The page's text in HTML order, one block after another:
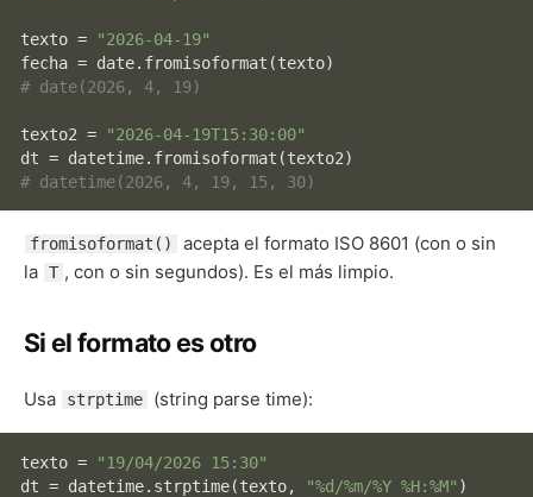
texto =
"2026-04-19"
# date(2026, 4, 19)
texto2 =
"2026-04-19T15:30:00"
# datetime(2026, 4, 19, 15, 30)
fromisoformat()
acepta el formato ISO 8601 (con o sin
la T , con o sin segundos). Es el más limpio.
Si el formato es otro
Usa strptime (string parse time):
texto =
"19/04/2026 15:30"
dt = datetime.strptime(texto,
"%d/%m/%Y %H:%M"